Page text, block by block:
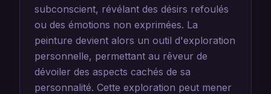
subconscient, révélant des désirs refoulés
ou des émotions non exprimées. La
peinture devient alors un outil d'exploration
personnelle, permettant au rêveur de
dévoiler des aspects cachés de sa
personnalité. Cette exploration peut mener